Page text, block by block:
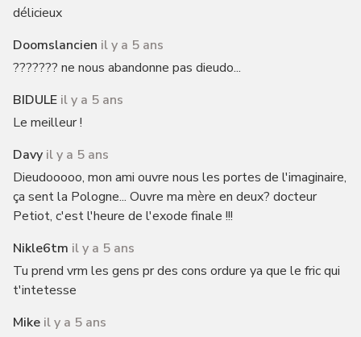
délicieux
Doomslancien il y a 5 ans
??????? ne nous abandonne pas dieudo...
BIDULE il y a 5 ans
Le meilleur !
Davy il y a 5 ans
Dieudooooo, mon ami ouvre nous les portes de l'imaginaire,
ça sent la Pologne... Ouvre ma mère en deux? docteur
Petiot, c'est l'heure de l'exode finale !!!
Nikle6tm il y a 5 ans
Tu prend vrm les gens pr des cons ordure ya que le fric qui
t'intetesse
Mike il y a 5 ans